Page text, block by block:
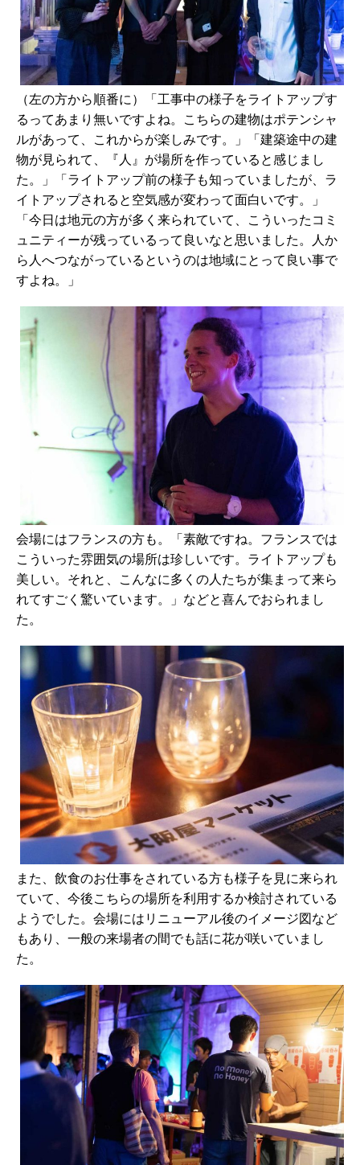
（左の方から順番に）「工事中の様子をライトアップす
るってあまり無いですよね。こちらの建物はポテンシャ
ルがあって、これからが楽しみです。」「建築途中の建
物が見られて、『人』が場所を作っていると感じまし
た。」「ライトアップ前の様子も知っていましたが、ラ
イトアップされると空気感が変わって面白いです。」
「今日は地元の方が多く来られていて、こういったコミ
ュニティーが残っているって良いなと思いました。人か
ら人へつながっているというのは地域にとって良い事で
すよね。」
会場にはフランスの方も。「素敵ですね。フランスでは
こういった雰囲気の場所は珍しいです。ライトアップも
美しい。それと、こんなに多くの人たちが集まって来ら
れてすごく驚いています。」などと喜んでおられまし
た。
また、飲食のお仕事をされている方も様子を見に来られ
ていて、今後こちらの場所を利用するか検討されている
ようでした。会場にはリニューアル後のイメージ図など
もあり、一般の来場者の間でも話に花が咲いていまし
た。